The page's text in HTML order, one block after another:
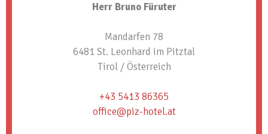
Herr Bruno Füruter
Mandarfen 78
6481 St. Leonhard im Pitztal
Tirol / Österreich
+43 5413 86365
office@piz-hotel.at